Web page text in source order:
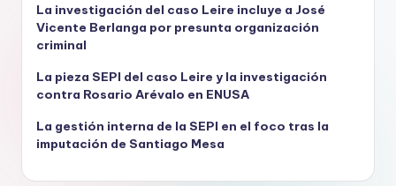
La investigación del caso Leire incluye a José
Vicente Berlanga por presunta organización
criminal
La pieza SEPI del caso Leire y la investigación
contra Rosario Arévalo en ENUSA
La gestión interna de la SEPI en el foco tras la
imputación de Santiago Mesa